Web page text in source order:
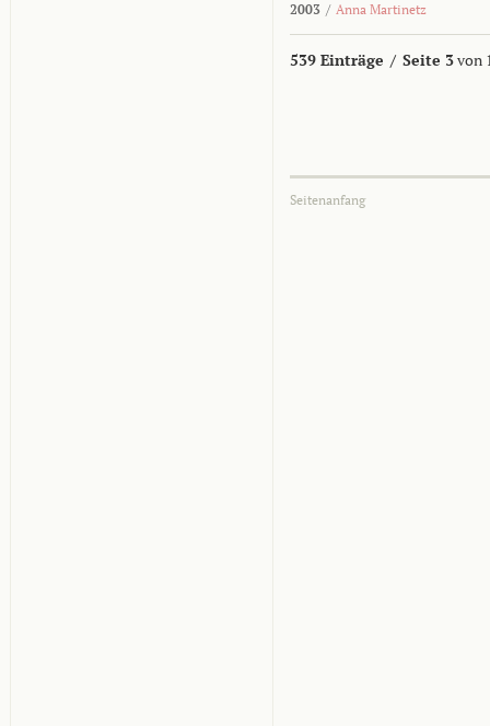
2003 / Anna Martinetz
539 Einträge / Seite 3von
Seitenanfang